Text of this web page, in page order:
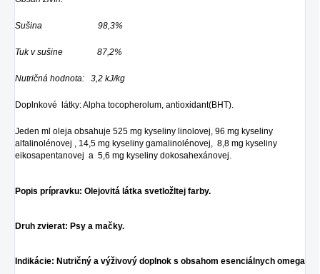
Sušina 98,3%
Tuk v sušine 87,2%
Nutričná hodnota: 3,2 kJ/kg
Doplnkové látky:Alpha tocopherolum, antioxidant(BHT).
Jeden ml oleja obsahuje 525 mg kyseliny linolovej, 96 mg kyseliny
alfalinolénovej , 14,5 mg kyseliny gamalinolénovej, 8,8 mg kyseliny
eikosapentanovej a 5,6 mg kyseliny dokosahexánovej.
Popis prípravku: Olejovitá látka svetložltej farby.
Druh zvierat: Psy a mačky.
Indikácie: Nutričný a výživový doplnok s obsahom esenciálnych omega